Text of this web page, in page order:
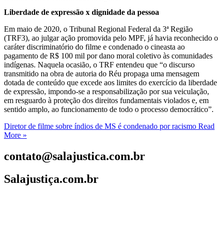
Liberdade de expressão x dignidade da pessoa
Em maio de 2020, o Tribunal Regional Federal da 3ª Região
(TRF3), ao julgar ação promovida pelo MPF, já havia reconhecido o
caráter discriminatório do filme e condenado o cineasta ao
pagamento de R$ 100 mil por dano moral coletivo às comunidades
indígenas. Naquela ocasião, o TRF entendeu que “o discurso
transmitido na obra de autoria do Réu propaga uma mensagem
dotada de conteúdo que excede aos limites do exercício da liberdade
de expressão, impondo-se a responsabilização por sua veiculação,
em resguardo à proteção dos direitos fundamentais violados e, em
sentido amplo, ao funcionamento de todo o processo democrático”.
Diretor de filme sobre índios de MS é condenado por racismo Read
More »
contato@salajustica.com.br
Salajustiça.com.br